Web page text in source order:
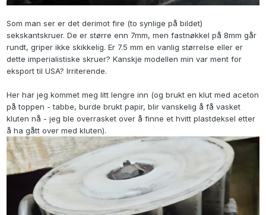
Som man ser er det derimot fire (to synlige på bildet)
sekskantskruer. De er større enn 7mm, men fastnøkkel på 8mm går
rundt, griper ikke skikkelig. Er 7.5 mm en vanlig størrelse eller er
dette imperialistiske skruer? Kanskje modellen min var ment for
eksport til USA? Irriterende.
Her har jeg kommet meg litt lengre inn (og brukt en klut med aceton
på toppen - tabbe, burde brukt papir, blir vanskelig å få vasket
kluten nå - jeg ble overrasket over å finne et hvitt plastdeksel etter
å ha gått over med kluten).